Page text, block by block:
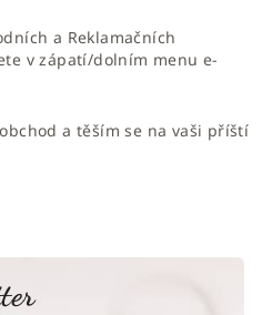
a Reklamačních
v zápatí/dolním menu e-
a těším se na vaši příští